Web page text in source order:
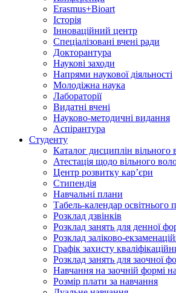
Erasmus+Bioart
Історія
Інноваційний центр
Спеціалізовані вчені ради
Докторантура
Наукові заходи
Напрями наукової діяльності
Молодіжна наука
Лабораторії
Видатні вчені
Науково-методичні видання
Аспірантура
Студенту
Каталог дисциплін вільного
Атестація щодо вільного
Центр розвитку кар’єри
Стипендія
Навчальні плани
Табель-календар освітнього
Розклад дзвінків
Розклад занять для денної
Розклад заліково-
Графік захисту
Розклад занять для заочної
Навчання на заочній формі
Розмір плати за навчання